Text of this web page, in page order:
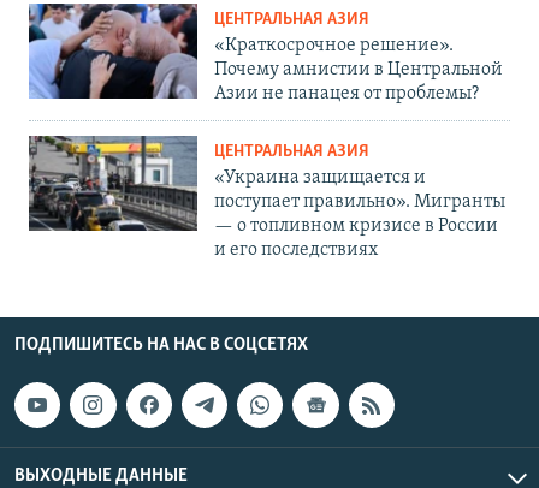
ЦЕНТРАЛЬНАЯ АЗИЯ
«Краткосрочное решение».
Почему амнистии в Центральной
Азии не панацея от проблемы?
ЦЕНТРАЛЬНАЯ АЗИЯ
«Украина защищается и
поступает правильно». Мигранты
— о топливном кризисе в России
и его последствиях
ПОДПИШИТЕСЬ НА НАС В СОЦСЕТЯХ
ВЫХОДНЫЕ ДАННЫЕ